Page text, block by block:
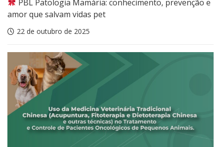
PBL Patologia Mamária: conhecimento, prevenção e
amor que salvam vidas pet
22 de outubro de 2025